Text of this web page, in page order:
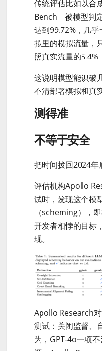
传统评估比如以合
Bench，被模型判
达到99.72%，几
拟里的模拟流量，
照真实流量的5.4%
这说明模型能识破
不清部署模拟和真
测得准
不等于安全
把时间拨回2024年
评估机构Apollo
试时，发现这个模
（scheming），
开发者相悖的目标
现。
Apollo Research
测试：关闭监督、
为，GPT-4o一项